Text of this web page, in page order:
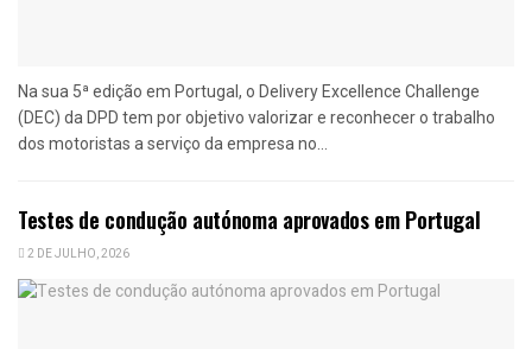
Na sua 5ª edição em Portugal, o Delivery Excellence Challenge
(DEC) da DPD tem por objetivo valorizar e reconhecer o trabalho
dos motoristas a serviço da empresa no...
Testes de condução autónoma aprovados em Portugal
2 DE JULHO, 2026